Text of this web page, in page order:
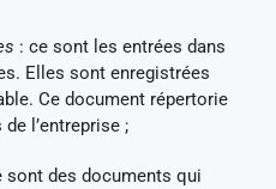
: ce sont les entrées dans
Elles sont enregistrées
Ce document répertorie
l’entreprise ;
sont des documents qui